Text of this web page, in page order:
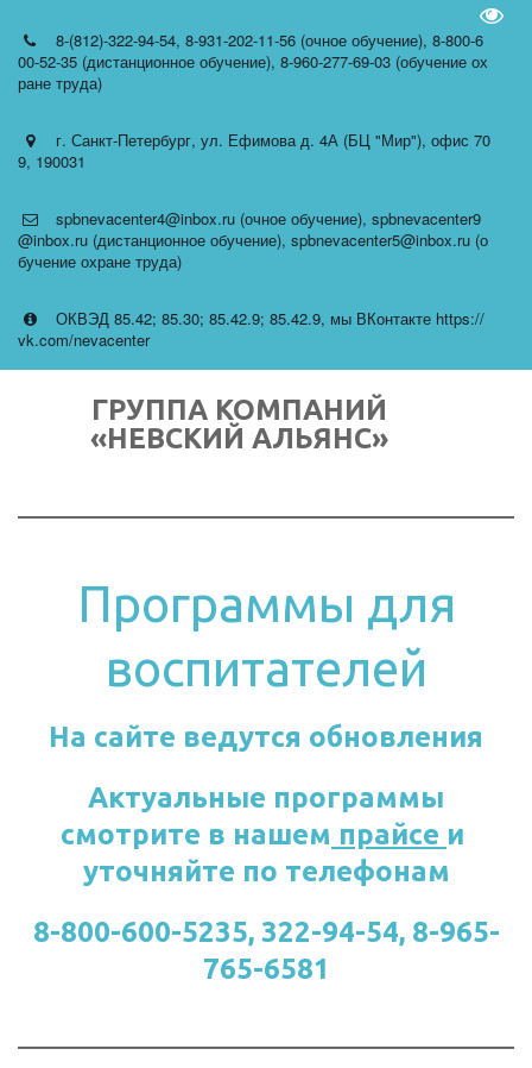
8-(812)-322-94-54, 8-931-202-11-56 (очное обучение), 8-800-6
00-52-35 (дистанционное обучение), 8-960-277-69-03 (обучение ох
ране труда)
г. Санкт-Петербург, ул. Ефимова д. 4А (БЦ "Мир"), офис 70
9, 190031
spbnevacenter4@inbox.ru (очное обучение), spbnevacenter9
@inbox.ru (дистанционное обучение), spbnevacenter5@inbox.ru (о
бучение охране труда)
ОКВЭД 85.42; 85.30; 85.42.9; 85.42.9, мы ВКонтакте https://
vk.com/nevacenter
ГРУППА КОМПАНИЙ
«НЕВСКИЙ АЛЬЯНС»
Программы для
воспитателей
На сайте ведутся обновления
смотрите в нашем прайсе и
уточняйте по телефонам
8-800-600-5235, 322-94-54, 8-965-
765-6581